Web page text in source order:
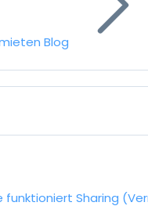
Blog
funktioniert Sharing